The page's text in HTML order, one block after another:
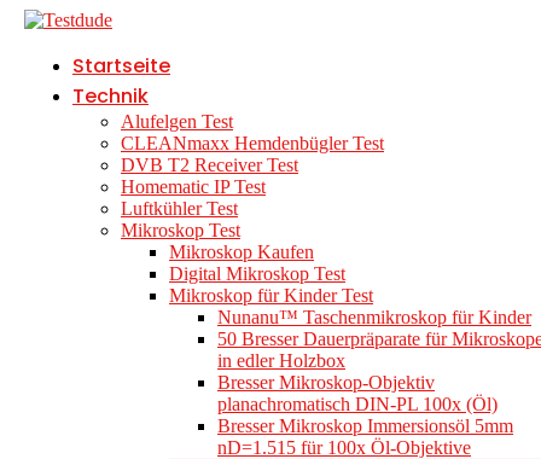
Startseite
Technik
Alufelgen Test
CLEANmaxx Hemdenbügler Test
DVB T2 Receiver Test
Homematic IP Test
Luftkühler Test
Mikroskop Test
Mikroskop Kaufen
Digital Mikroskop Test
Mikroskop für Kinder Test
Nunanu™ Taschenmikroskop für Kinder
50 Bresser Dauerpräparate für
in edler Holzbox
Bresser Mikroskop-Objektiv
planachromatisch DIN-PL 100x (Öl)
Bresser Mikroskop Immersionsöl 5mm
nD=1.515 für 100x Öl-Objektive